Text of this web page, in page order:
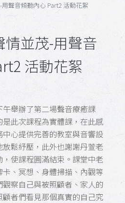
聲音傾聽內心 Part2 活動花絮
並茂-用聲音
活動花絮
舉辦了第二場聲音療癒課
此次課程為實體課，在此感
心提供完善的教室與音響設
鬆紓壓，此外也謝謝丹萱老
使課程圓滿結束。課堂中老
、冥想、身體掃描、內觀等
察自己與被照顧者、家人的
者們看見那個真實的自己究